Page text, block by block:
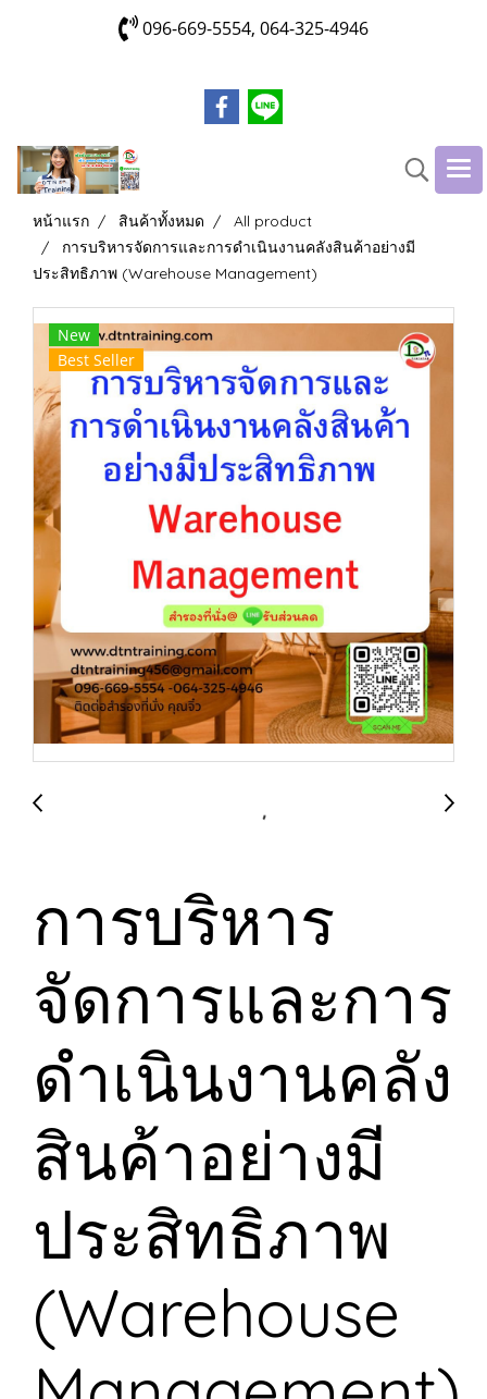
096-669-5554, 064-325-4946
หน้าแรก สินค้าทั้งหมด
All product
การบริหารจัดการและการดำเนินงานคลังสินค้าอย่างมี
ประสิทธิภาพ (Warehouse Management)
New
Best Seller
การบริหาร
จัดการและการ
ดำเนินงานคลัง
สินค้าอย่างมี
ประสิทธิภาพ
(Warehouse